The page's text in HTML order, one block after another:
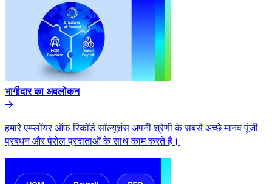
भागीदार का अवलोकन​​
हमारे एम्प्लॉयर ऑफ रिकॉर्ड सॉल्यूशंस अपनी श्रेणी के सबसे अच्छे मानव पूंजी
प्रबंधन और पेरोल प्रदाताओं के साथ काम करते हैं।​​